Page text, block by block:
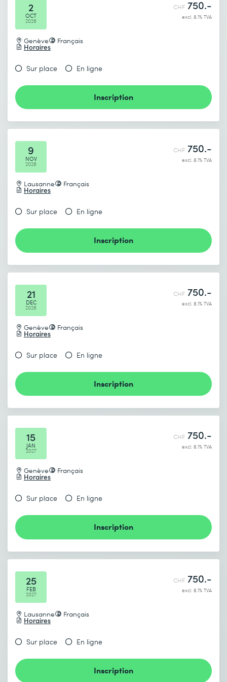
2
OCT
2026
Genève Français
Horaires
CHF 750.-
excl. 8.1% TVA
Sur place En ligne
Inscription
9
NOV
2026
Lausanne Français
Horaires
CHF 750.-
excl. 8.1% TVA
Sur place En ligne
Inscription
21
DEC
2026
Genève Français
Horaires
CHF 750.-
excl. 8.1% TVA
Sur place En ligne
Inscription
15
JAN
2027
Genève Français
Horaires
CHF 750.-
excl. 8.1% TVA
Sur place En ligne
Inscription
25
FEB
2027
Lausanne Français
Horaires
CHF 750.-
excl. 8.1% TVA
Sur place En ligne
Inscription